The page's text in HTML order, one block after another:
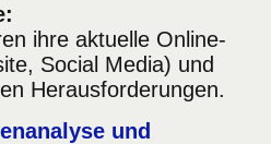
ihre aktuelle Online-
Social Media) und
Herausforderungen.
und